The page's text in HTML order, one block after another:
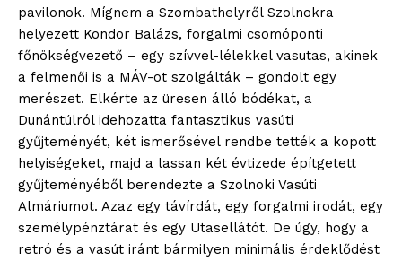
pavilonok. Mígnem a Szombathelyről Szolnokra
helyezett Kondor Balázs, forgalmi csomóponti
főnökségvezető – egy szívvel-lélekkel vasutas, akinek
a felmenői is a MÁV-ot szolgálták – gondolt egy
merészet. Elkérte az üresen álló bódékat, a
Dunántúlról idehozatta fantasztikus vasúti
gyűjteményét, két ismerősével rendbe tették a kopott
helyiségeket, majd a lassan két évtizede építgetett
gyűjteményéből berendezte a Szolnoki Vasúti
Almáriumot. Azaz egy távírdát, egy forgalmi irodát, egy
személypénztárat és egy Utasellátót. De úgy, hogy a
retró és a vasút iránt bármilyen minimális érdeklődést